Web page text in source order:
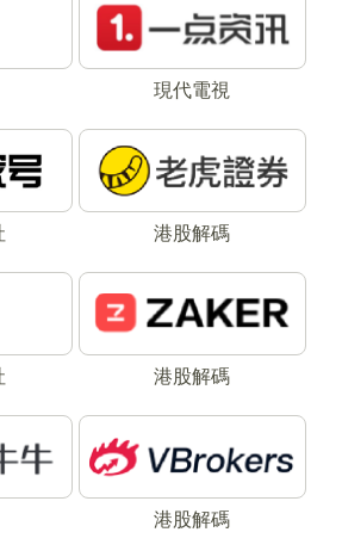
現代電視
港股解碼
港股解碼
港股解碼